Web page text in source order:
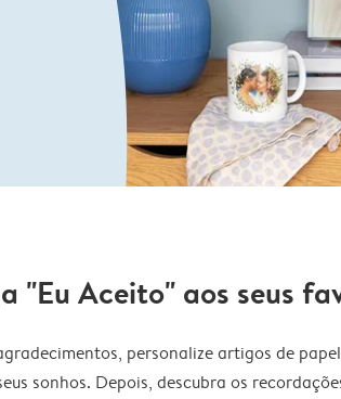
"Eu Aceito" aos seus
personalize artigos de
sonhos. Depois, descubra os